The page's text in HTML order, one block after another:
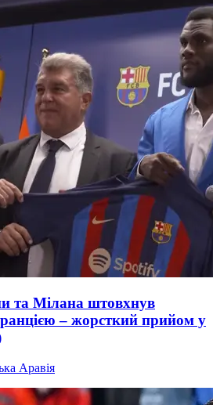
та Мілана штовхнув
– жорсткий прийом у
Аравія